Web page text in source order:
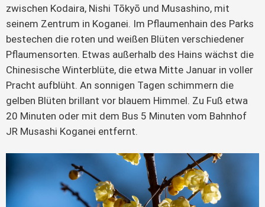
zwischen Kodaira, Nishi Tōkyō und Musashino, mit
seinem Zentrum in Koganei. Im Pflaumenhain des Parks
bestechen die roten und weißen Blüten verschiedener
Pflaumensorten. Etwas außerhalb des Hains wächst die
Chinesische Winterblüte, die etwa Mitte Januar in voller
Pracht aufblüht. An sonnigen Tagen schimmern die
gelben Blüten brillant vor blauem Himmel. Zu Fuß etwa
20 Minuten oder mit dem Bus 5 Minuten vom Bahnhof
JR Musashi Koganei entfernt.